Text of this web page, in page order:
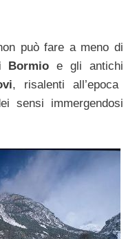
può fare a meno di
Bormio e gli antichi
, risalenti all’epoca
sensi immergendosi